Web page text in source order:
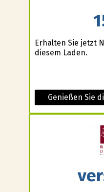
Erhalten Sie jetzt
diesem Laden.
Genießen Sie